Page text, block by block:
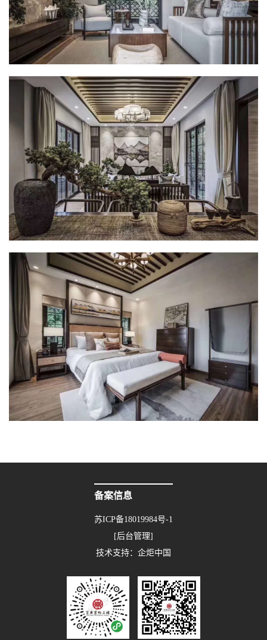
备案信息
苏ICP备18019984号-1
[后台管理]
技术支持： 企炬中国